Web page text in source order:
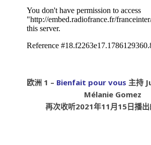
欧洲 1 – Bienfait pour vous 主持
Mélanie Gomez
再次收听2021年11月15日播出